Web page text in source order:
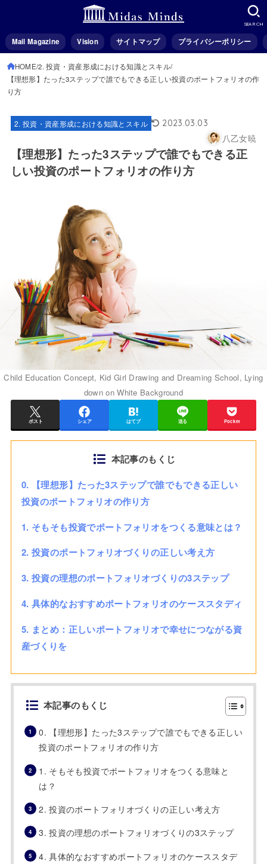
Mail Magazine Vision サイトマップ プライバシーポリシー
SEARCH
HOME 2. 投資・資産形成における知識とスキル
【理想形】たった3ステップで誰でもできる正しい投資のポートフォリオの作
り方
2. 投資・資産形成における知識とスキル 2023.03.03
八乙女暁
【理想形】たった3ステップで誰でもできる正
しい投資のポートフォリオの作り方
Child Education Concept, Kid Girl Drawing and Dreaming School, Lying
down on White Background
ポスト シェア はてブ 送る Pocket
本記事のもくじ
0. 【理想形】たった3ステップで誰でもできる正しい
投資のポートフォリオの作り方
1. そもそも投資でポートフォリオをつくる意味とは？
2. 投資のポートフォリオづくりの正しい考え方
3. 投資の理想のポートフォリオづくりの3ステップ
4. 具体的なおすすめポートフォリオのケーススタディ
5. まとめ：正しいポートフォリオで幸せにつながる資
産づくりを
本記事のもくじ
0. 【理想形】たった3ステップで誰でもできる正しい
投資のポートフォリオの作り方
1. そもそも投資でポートフォリオをつくる意味と
は？
2. 投資のポートフォリオづくりの正しい考え方
3. 投資の理想のポートフォリオづくりの3ステップ
4. 具体的なおすすめポートフォリオのケーススタデ